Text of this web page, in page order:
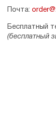
Почта:
Бесплатный
(бесплатный